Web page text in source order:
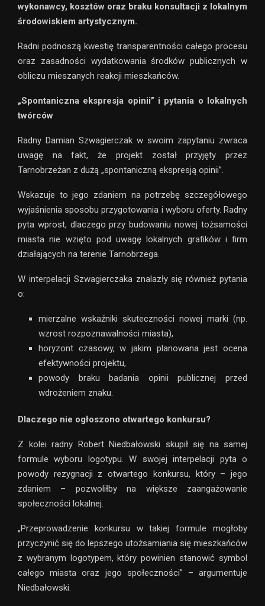
wykonawcy, kosztów oraz braku konsultacji z lokalnym
środowiskiem artystycznym.
Radni podnoszą kwestię transparentności całego procesu
oraz zasadności wydatkowania środków publicznych w
obliczu mieszanych reakcji mieszkańców.
„Spontaniczna ekspresja opinii” i pytania o lokalnych
twórców
Radny Damian Szwagierczak w swoim zapytaniu zwraca
uwagę na fakt, że projekt został przyjęty przez
Tarnobrzeżan z dużą „spontaniczną ekspresją opinii”.
Wskazuje to jego zdaniem na potrzebę szczegółowego
wyjaśnienia sposobu przygotowania i wyboru oferty. Radny
pyta wprost, dlaczego przy budowaniu nowej tożsamości
miasta nie wzięto pod uwagę lokalnych grafików i firm
działających na terenie Tarnobrzega.
W interpelacji Szwagierczaka znalazły się również pytania
o:
mierzalne wskaźniki skuteczności nowej marki (np.
wzrost rozpoznawalności miasta),
horyzont czasowy, w jakim planowana jest ocena
efektywności projektu,
powody braku badania opinii publicznej przed
wdrożeniem znaku.
Dlaczego nie ogłoszono otwartego konkursu?
Z kolei radny Robert Niedbałowski skupił się na samej
formule wyboru logotypu. W swojej interpelacji pyta o
powody rezygnacji z otwartego konkursu, który – jego
zdaniem – pozwoliłby na większe zaangażowanie
społeczności lokalnej.
„Przeprowadzenie konkursu w takiej formule mogłoby
przyczynić się do lepszego utożsamiania się mieszkańców
z wybranym logotypem, który powinien stanowić symbol
całego miasta oraz jego społeczności” – argumentuje
Niedbałowski.